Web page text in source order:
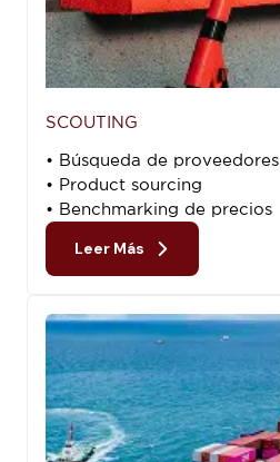
SCOUTING
• Búsqueda de proveedores
• Product sourcing
• Benchmarking de precios
Leer Más